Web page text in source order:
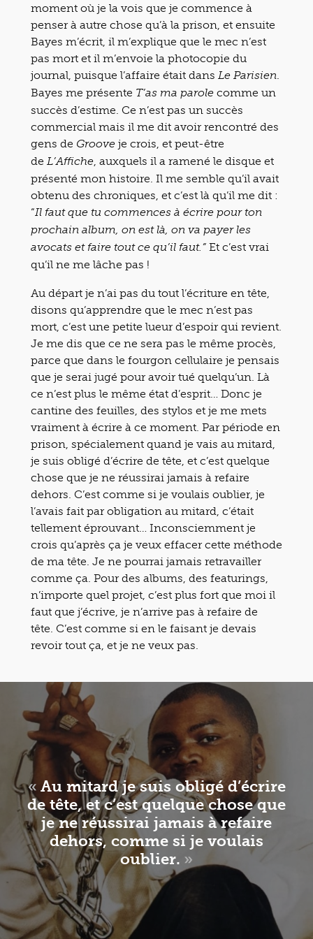
moment où je la vois que je commence à
penser à autre chose qu’à la prison, et ensuite
Bayes m’écrit, il m’explique que le mec n’est
pas mort et il m’envoie la photocopie du
journal, puisque l’affaire était dans Le Parisien
Bayes me présente T’as ma parole comme un
succès d’estime. Ce n’est pas un succès
commercial mais il me dit avoir rencontré des
gens de Groove je crois, et peut-être
de L’Affiche , auxquels il a ramené le disque et
présenté mon histoire. Il me semble qu’il avait
obtenu des chroniques, et c’est là qu’il me dit :
“Il faut que tu commences à écrire pour ton
prochain album, on est là, on va payer les
avocats et faire tout ce qu’il faut.” Et c’est vrai
qu’il ne me lâche pas !
Au départ je n’ai pas du tout l’écriture en tête,
disons qu’apprendre que le mec n’est pas
mort, c’est une petite lueur d’espoir qui revient.
Je me dis que ce ne sera pas le même procès,
parce que dans le fourgon cellulaire je pensais
que je serai jugé pour avoir tué quelqu’un. Là
ce n’est plus le même état d’esprit… Donc je
cantine des feuilles, des stylos et je me mets
vraiment à écrire à ce moment. Par période en
prison, spécialement quand je vais au mitard,
je suis obligé d’écrire de tête, et c’est quelque
chose que je ne réussirai jamais à refaire
dehors. C’est comme si je voulais oublier, je
l’avais fait par obligation au mitard, c’était
tellement éprouvant… Inconsciemment je
crois qu’après ça je veux effacer cette méthode
de ma tête. Je ne pourrai jamais retravailler
comme ça. Pour des albums, des featurings,
n’importe quel projet, c’est plus fort que moi il
faut que j’écrive, je n’arrive pas à refaire de
tête. C’est comme si en le faisant je devais
revoir tout ça, et je ne veux pas.
« Au mitard je suis obligé d’écrire
de tête, et c’est quelque chose que
je ne réussirai jamais à refaire
dehors, comme si je voulais
oublier. »